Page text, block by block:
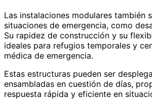
Las instalaciones modulares también
situaciones de emergencia, como
Su rapidez de construcción y su
ideales para refugios temporales y
médica de emergencia.
Estas estructuras pueden ser
ensambladas en cuestión de días,
respuesta rápida y eficiente en